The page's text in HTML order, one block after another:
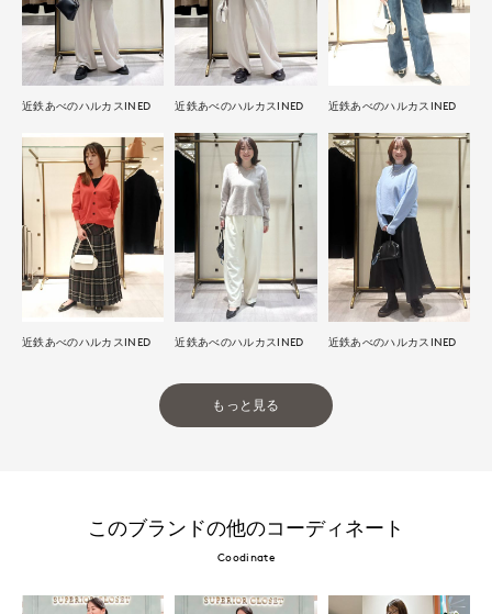
近鉄あべのハルカスINED 近鉄あべのハルカスINED 近鉄あべのハルカスINED
近鉄あべのハルカスINED 近鉄あべのハルカスINED 近鉄あべのハルカスINED
もっと見る
このブランドの他のコーディネート
Coodinate